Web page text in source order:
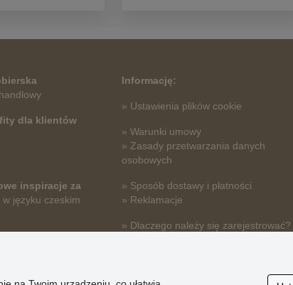
dla klientów
inspiracje za
w języku czeskim
Informację:
» Ustawienia plików cookie
» Warunki umowy
» Zasady przetwarzania danych
osobowych
» Sposób dostawy i płatności
» Reklamacje
» Dlaczego należy się zarejestrować?